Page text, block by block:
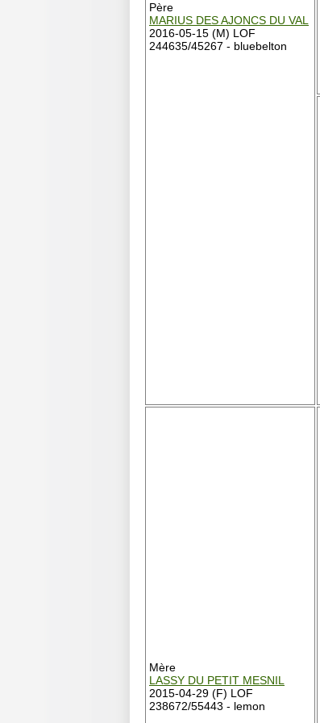
Père
MARIUS DES AJONCS DU VAL
2016-05-15 (M) LOF
244635/45267 - bluebelton
Mère
LASSY DU PETIT MESNIL
2015-04-29 (F) LOF
238672/55443 - lemon